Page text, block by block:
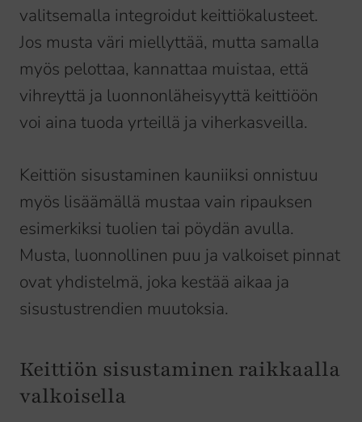
valitsemalla integroidut keittiökalusteet.
Jos musta väri miellyttää, mutta samalla
myös pelottaa, kannattaa muistaa, että
vihreyttä ja luonnonläheisyyttä keittiöön
voi aina tuoda yrteillä ja viherkasveilla.
Keittiön sisustaminen kauniiksi onnistuu
myös lisäämällä mustaa vain ripauksen
esimerkiksi tuolien tai pöydän avulla.
Musta, luonnollinen puu ja valkoiset pinnat
ovat yhdistelmä, joka kestää aikaa ja
sisustustrendien muutoksia.
Keittiön sisustaminen raikkaalla
valkoisella